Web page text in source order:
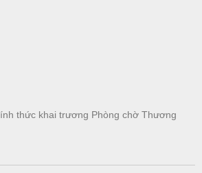
thức khai trương Phòng chờ Thương